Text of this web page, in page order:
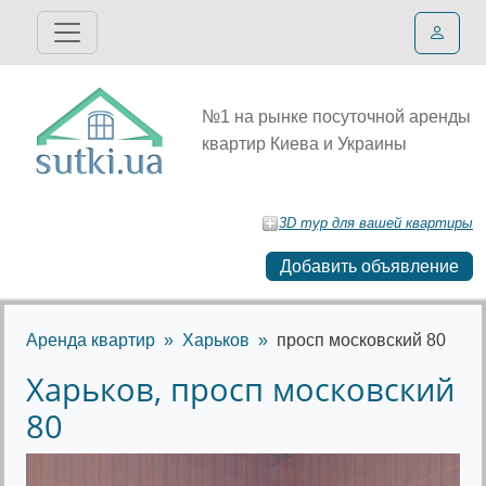
№1 на рынке посуточной аренды
квартир Киева и Украины
3D тур для вашей квартиры
Добавить объявление
Аренда квартир Харьков просп московский 80
Харьков, просп московский
80